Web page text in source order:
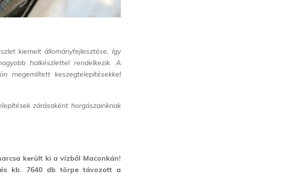
kiemelt állományfejlesztése, így
halkészlettel rendelkezik. A
megemlített keszegtelepítésekkel
zárásaként horgászainknak
került ki a vízből Maconkán!
kb. 7640 db törpe távozott a